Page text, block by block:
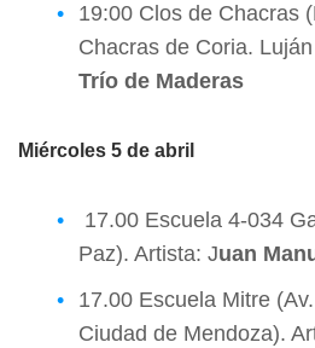
19:00 Clos de Chacras
Chacras de Coria.
Trío de Maderas
Miércoles 5 de abril
17.00 Escuela 4-034
Paz). Artista: Juan
17.00 Escuela Mitre
Ciudad de Mendoza).